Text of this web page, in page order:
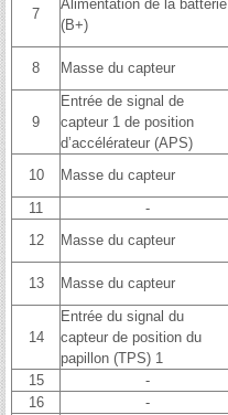
7
Alimentation de la batterie
(B+)
8
Masse du capteur
9
Entrée de signal de
capteur 1 de position
d’accélérateur (APS)
10 Masse du capteur
11
-
12
Masse du capteur
13 Masse du capteur
14
Entrée du signal du
capteur de position du
papillon (TPS) 1
15
-
16
-